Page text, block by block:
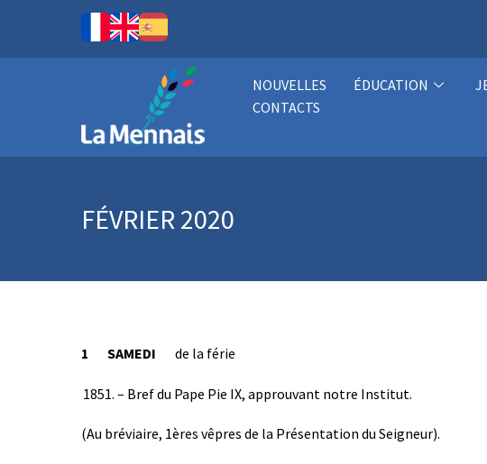
NOUVELLES ÉDUCATION
CONTACTS
FÉVRIER 2020
1 SAMEDI de la férie
– Bref du Pape Pie IX, approuvant notre Institut.
(Au bréviaire, 1ères vêpres de la Présentation du Seigneur).